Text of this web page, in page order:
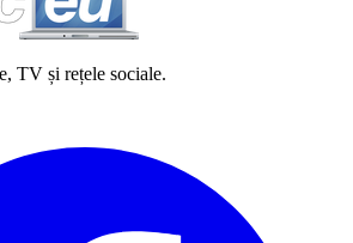
TV și rețele sociale.